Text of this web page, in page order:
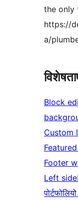
the only
https://
a/
Block
Custom
Footer
Left
पोर्टफोलियो